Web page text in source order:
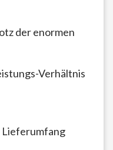
der enormen
Verhältnis
Lieferumfang